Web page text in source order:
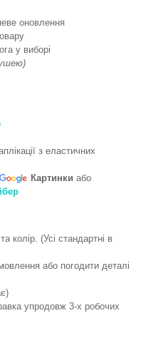
оновлення
у виборі
з еластичних
Картинки або
колір. (Усі стандартні в
або погодити деталі
упродовж 3-х робочих